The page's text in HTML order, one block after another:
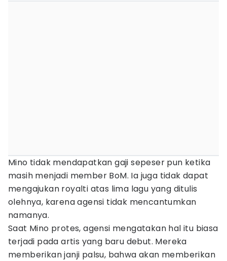
Mino tidak mendapatkan gaji sepeser pun ketika
masih menjadi member BoM. Ia juga tidak dapat
mengajukan royalti atas lima lagu yang ditulis
olehnya, karena agensi tidak mencantumkan
namanya.
Saat Mino protes, agensi mengatakan hal itu biasa
terjadi pada artis yang baru debut. Mereka
memberikan janji palsu, bahwa akan memberikan